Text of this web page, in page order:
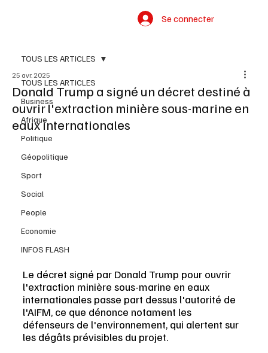
Se connecter
TOUS LES ARTICLES
Business
Afrique
Politique
Géopolitique
Sport
Social
People
Economie
INFOS FLASH
TOUS LES ARTICLES
Donald Trump a signé un décret destiné à
ouvrir l'extraction minière sous-marine en
eaux internationales
25 avr. 2025
Le décret signé par Donald Trump pour ouvrir
l'extraction minière sous-marine en eaux
internationales passe part dessus l'autorité de
l'AIFM, ce que dénonce notament les
défenseurs de l'environnement, qui alertent sur
les dégâts prévisibles du projet.